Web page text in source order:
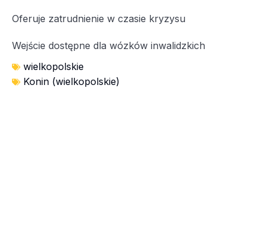
Oferuje zatrudnienie w czasie kryzysu
Wejście dostępne dla wózków inwalidzkich
wielkopolskie
Konin (wielkopolskie)